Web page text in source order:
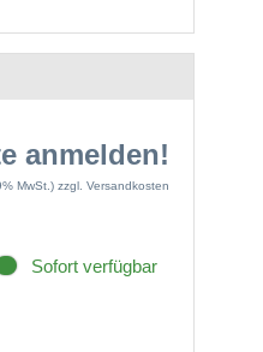
anmelden!
MwSt.) zzgl. Versandkosten
Sofort verfügbar